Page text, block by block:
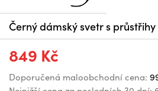
Černý dámský svetr s průstřihy
849 Kč
Doporučená maloobchodní cena: